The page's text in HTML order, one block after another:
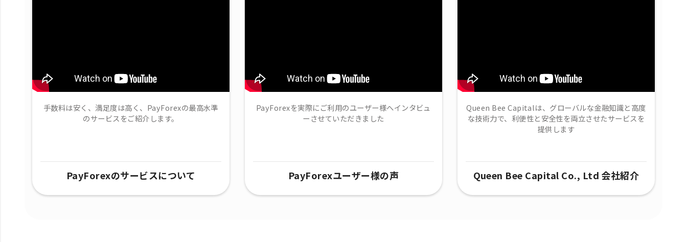
手数料は安く、満足度は高く、PayForexの最高水準
のサービスをご紹介します。
PayForexのサービスについて
PayForexを実際にご利用のユーザー様へインタビュ
ーさせていただきました
PayForexユーザー様の声​
Queen Bee Capitalは、グローバルな金融知識と高度
な技術力で、​利便性と安全性を両立させたサービスを
提供します
Queen Bee Capital Co., Ltd 会社紹介